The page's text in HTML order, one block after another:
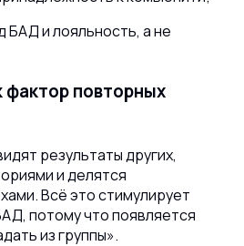
и лояльность, а не
повторных
результаты других,
и делятся
Всё это стимулирует
потому что появляется
из группы».